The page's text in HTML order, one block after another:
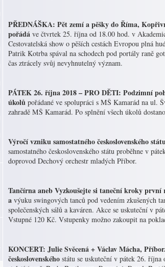
PŘEDNÁŠKA: Pět zemí a pěšky do Říma,
pořádá ve čtvrtek 25. října od 18.00 hod. v
Cestovatelská show o pěších cestách Evropou plná
Patrik Kotrba spával na schodech pod portály raně
čas ztrácely svůj nevyhnutelný význam.
PÁTEK 26. října 2018 – PRO DĚTI: Podzimní
úkolů pořádané ve spolupráci s MŠ Kamarád na ul.
zahradě MŠ Kamarád. Po splnění všech úkolů
Výročí vzniku samostatného československého
samostatného československého státu proběhne v
doprovod Dechový orchestr mladých Příbor.
Tančírna aneb Vyzkoušejte si taneční kroky
a výuku swingových tanců pod vedením zkušených
společenských sálů a kaváren. Akce se uskuteční v
Vstupné 120 Kč. Vstupenky možno zakoupit na
KONCERT: Julie Svěcená + Václav Mácha,
československého státu se uskuteční v pátek 26.